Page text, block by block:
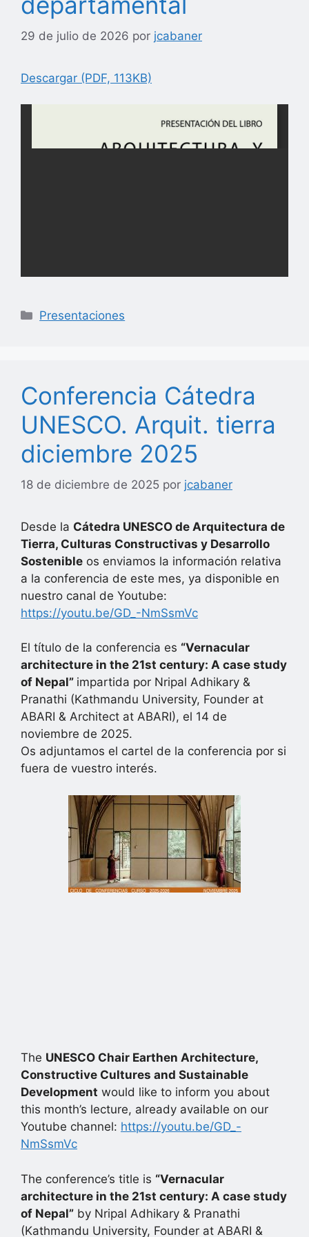
29 de julio de 2026 por jcabaner
Descargar (PDF, 113KB)
Categorías
Presentaciones
Conferencia Cátedra
UNESCO. Arquit. tierra
diciembre 2025
18 de diciembre de 2025 por jcabaner
Desde la Cátedra UNESCO de Arquitectura de
Tierra, Culturas Constructivas y Desarrollo
Sostenible os enviamos la información relativa
a la conferencia de este mes, ya disponible en
nuestro canal de Youtube:
https://youtu.be/GD_-NmSsmVc
El título de la conferencia es “Vernacular
architecture in the 21st century: A case study
of Nepal” impartida por Nripal Adhikary &
Pranathi (Kathmandu University, Founder at
ABARI & Architect at ABARI), el 14 de
noviembre de 2025.
Os adjuntamos el cartel de la conferencia por si
fuera de vuestro interés.
The UNESCO Chair Earthen Architecture,
Constructive Cultures and Sustainable
Development would like to inform you about
this month’s lecture, already available on our
Youtube channel: https://youtu.be/GD_-
NmSsmVc
The conference’s title is “Vernacular
architecture in the 21st century: A case study
of Nepal” by Nripal Adhikary & Pranathi
(Kathmandu University, Founder at ABARI &